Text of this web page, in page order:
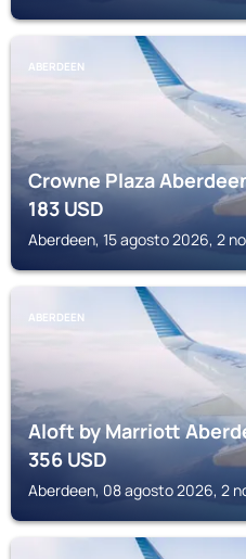
ABERDEEN
Crowne Plaza
183USD
Aberdeen, 15 agosto 2026, 2
ABERDEEN
Aloft by Marriott
356USD
Aberdeen, 08 agosto 2026, 2